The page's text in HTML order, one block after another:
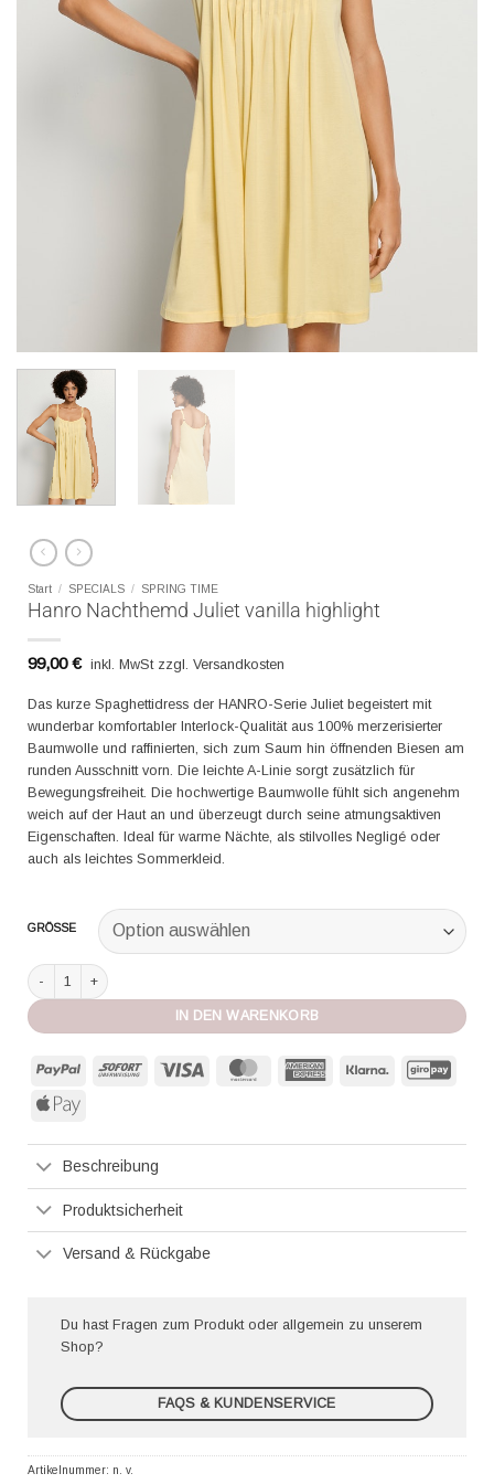
Start / SPECIALS / SPRING TIME
Hanro Nachthemd Juliet vanilla highlight
99,00€ inkl. MwSt zzgl. Versandkosten
Das kurze Spaghettidress der HANRO-Serie Juliet begeistert mit
wunderbar komfortabler Interlock-Qualität aus 100% merzerisierter
Baumwolle und raffinierten, sich zum Saum hin öffnenden Biesen am
runden Ausschnitt vorn. Die leichte A-Linie sorgt zusätzlich für
Bewegungsfreiheit. Die hochwertige Baumwolle fühlt sich angenehm
weich auf der Haut an und überzeugt durch seine atmungsaktiven
Eigenschaften. Ideal für warme Nächte, als stilvolles Negligé oder
auch als leichtes Sommerkleid.
GRÖSSE
Hanro Nachthemd Juliet vanilla highlight Menge
IN DEN WARENKORB
PayPal Sofort MasterCard American
Klarna
Apple
Beschreibung
Produktsicherheit
Versand & Rückgabe
Du hast Fragen zum Produkt oder allgemein zu unserem
Shop?
FAQS & KUNDENSERVICE
Artikelnummer: n. v.